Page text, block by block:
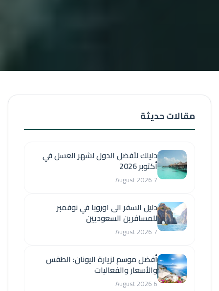
مقالات حديثة
دليلك لأفضل الدول لشهر العسل في
أكتوبر 2026
7 August 2026
دليل السفر الى اوروبا في نوفمبر
للمسافرين السعوديين
7 August 2026
أفضل موسم لزيارة اليونان: الطقس
والأسعار والفعاليات
6 August 2026